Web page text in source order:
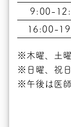
9:00-
16:00-
※木曜、土曜
※日曜、祝日
※午後は医師